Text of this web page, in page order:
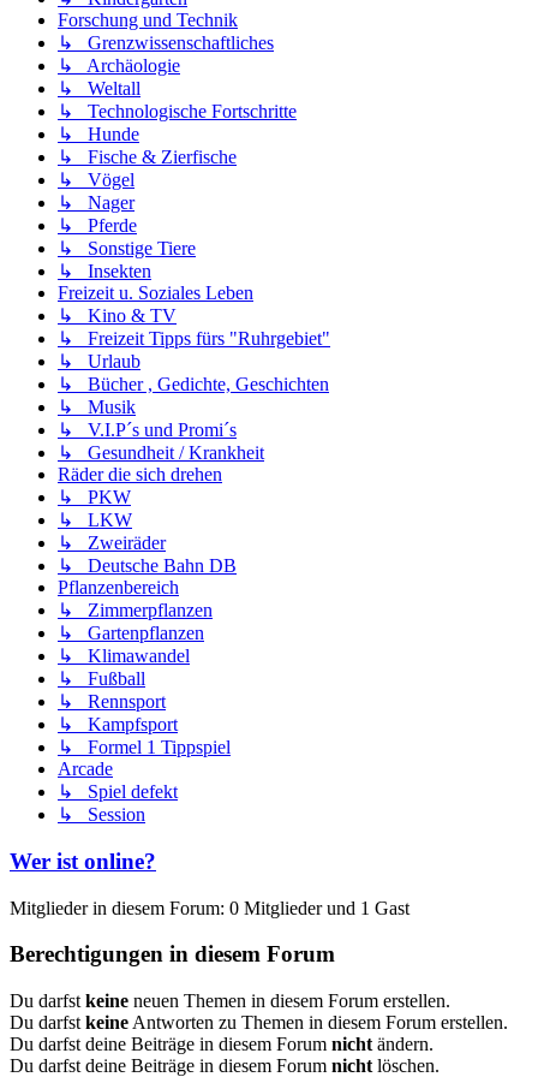
Forschung und Technik
↳ Grenzwissenschaftliches
↳ Archäologie
↳ Weltall
↳ Technologische Fortschritte
↳ Hunde
↳ Fische & Zierfische
↳ Vögel
↳ Nager
↳ Pferde
↳ Sonstige Tiere
↳ Insekten
Freizeit u. Soziales Leben
↳ Kino & TV
↳ Freizeit Tipps fürs "Ruhrgebiet"
↳ Urlaub
↳ Bücher , Gedichte, Geschichten
↳ Musik
↳ V.I.P´s und Promi´s
↳ Gesundheit / Krankheit
Räder die sich drehen
↳ PKW
↳ LKW
↳ Zweiräder
↳ Deutsche Bahn DB
Pflanzenbereich
↳ Zimmerpflanzen
↳ Gartenpflanzen
↳ Klimawandel
↳ Fußball
↳ Rennsport
↳ Kampfsport
↳ Formel 1 Tippspiel
Arcade
↳ Spiel defekt
↳ Session
Wer ist online?
Mitglieder in diesem Forum: 0 Mitglieder und 1 Gast
Berechtigungen in diesem Forum
Du darfst keine neuen Themen in diesem Forum erstellen.
Du darfst keine Antworten zu Themen in diesem Forum erstellen.
Du darfst deine Beiträge in diesem Forum nicht ändern.
Du darfst deine Beiträge in diesem Forum nicht löschen.